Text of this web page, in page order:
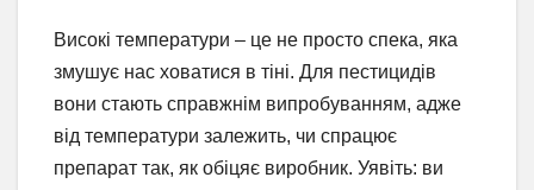
Високі температури – це не просто спека, яка
змушує нас ховатися в тіні. Для пестицидів
вони стають справжнім випробуванням, адже
від температури залежить, чи спрацює
препарат так, як обіцяє виробник. Уявіть: ви